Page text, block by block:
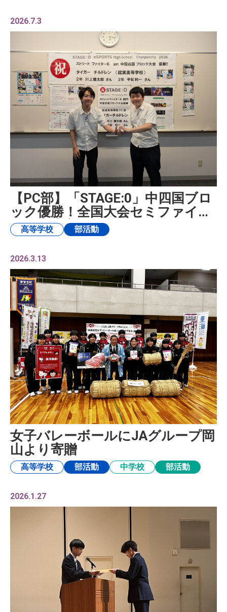
2026.7.3
【PC部】「STAGE:0」中四国ブロ
ック優勝！全国大会セミファイナ
ル進出決定！
高等学校 部活動
2026.3.13
女子バレーボールにJAグループ岡
山より寄贈
高等学校 部活動 中学校 部活動
2026.1.27